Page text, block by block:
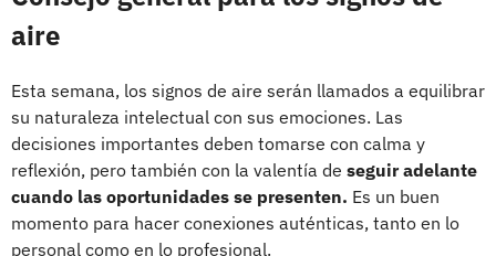
aire
Esta semana, los signos de aire serán llamados a equilibrar
su naturaleza intelectual con sus emociones. Las
decisiones importantes deben tomarse con calma y
reflexión, pero también con la valentía de seguir adelante
cuando las oportunidades se presenten. Es un buen
momento para hacer conexiones auténticas, tanto en lo
personal como en lo profesional.